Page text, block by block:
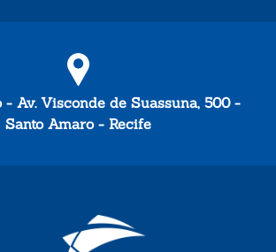
- Av. Visconde de Suassuna, 500 -
Santo Amaro - Recife